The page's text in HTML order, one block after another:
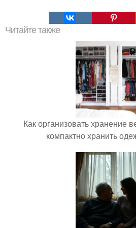
Читайте также
Как организовать хранение
компактно хранить